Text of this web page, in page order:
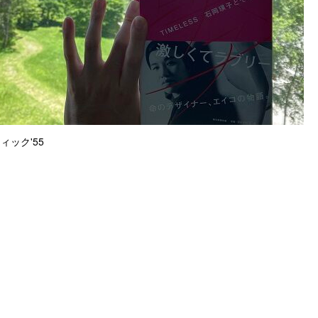
ック'55